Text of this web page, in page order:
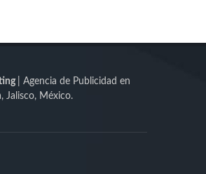
| Agencia de Publicidad en
Jalisco, México.